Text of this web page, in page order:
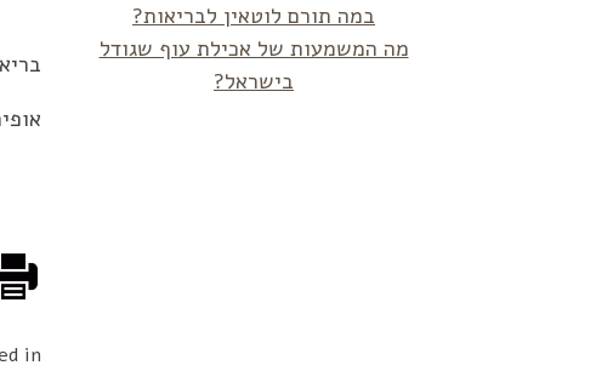
in
במה תורם לוטאין לבריאות?
מה המשמעות של אכילת עוף שגודל
בישראל?